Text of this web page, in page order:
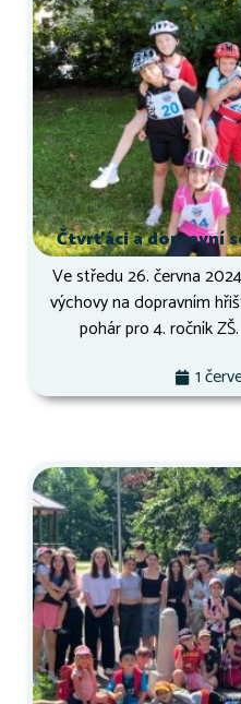
Čtvrťáci a dopravní
Ve středu 26. června
výchovy na dopravním
pohár pro 4. ročník
1